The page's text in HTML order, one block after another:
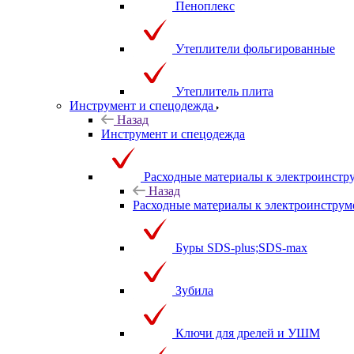
Пеноплекс
Утеплители фольгированные
Утеплитель плита
Инструмент и спецодежда
Назад
Инструмент и спецодежда
Расходные материалы к
Назад
Расходные материалы к
Буры SDS-plus;SDS-max
Зубила
Ключи для дрелей и УШМ